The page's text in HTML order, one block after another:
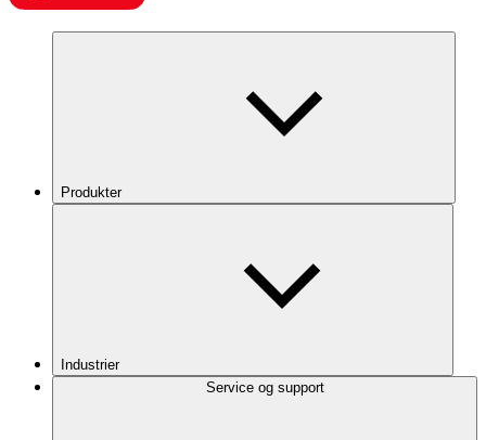
Produkter
Industrier
Service og support